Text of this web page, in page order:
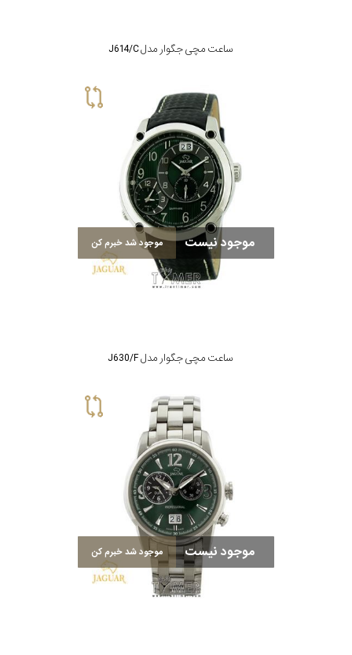
ساعت مچی جگوار مدل J614/C
موجود نیست موجود شد خبرم کن
ساعت مچی جگوار مدل J630/F
موجود نیست موجود شد خبرم کن